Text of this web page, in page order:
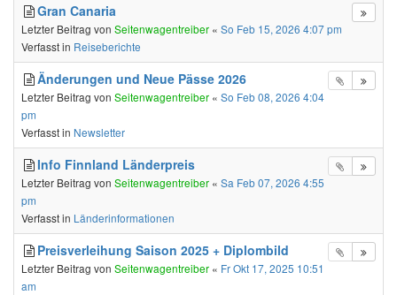
Gran Canaria
Letzter Beitrag von Seitenwagentreiber « So Feb 15, 2026 4:07 pm
Verfasst in Reiseberichte
Änderungen und Neue Pässe 2026
Letzter Beitrag von Seitenwagentreiber « So Feb 08, 2026 4:04
pm
Verfasst in Newsletter
Info Finnland Länderpreis
Letzter Beitrag von Seitenwagentreiber « Sa Feb 07, 2026 4:55
pm
Verfasst in Länderinformationen
Preisverleihung Saison 2025 + Diplombild
Letzter Beitrag von Seitenwagentreiber « Fr Okt 17, 2025 10:51
am